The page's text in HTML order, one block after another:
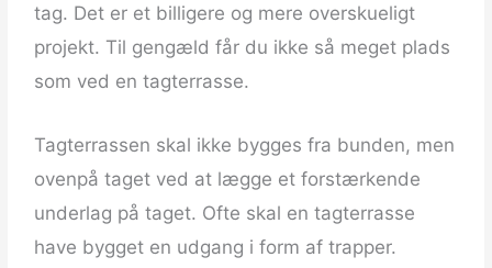
tag. Det er et billigere og mere overskueligt
projekt. Til gengæld får du ikke så meget plads
som ved en tagterrasse.
Tagterrassen skal ikke bygges fra bunden, men
ovenpå taget ved at lægge et forstærkende
underlag på taget. Ofte skal en tagterrasse
have bygget en udgang i form af trapper.